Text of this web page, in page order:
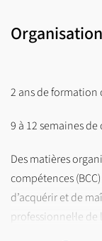
Organisation
2 ans de formation
9 à 12 semaines
Des matières
compétences
d’acquérir et de
professionnel·le